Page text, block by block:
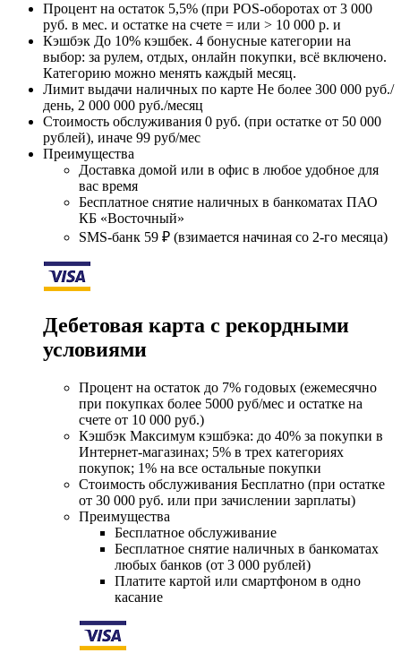
Процент на остаток 5,5% (при POS-оборотах от 3 000
руб. в мес. и остатке на счете = или > 10 000 р. и
Кэшбэк До 10% кэшбек. 4 бонусные категории на
выбор: за рулем, отдых, онлайн покупки, всё включено.
Категорию можно менять каждый месяц.
Лимит выдачи наличных по карте Не более 300 000 руб./
день, 2 000 000 руб./месяц
Стоимость обслуживания 0 руб. (при остатке от 50 000
рублей), иначе 99 руб/мес
Преимущества
Доставка домой или в офис в любое удобное для
вас время
Бесплатное снятие наличных в банкоматах ПАО
КБ «Восточный»
SMS-банк 59 ₽ (взимается начиная со 2-го месяца)
Дебетовая карта с рекордными
условиями
Процент на остаток до 7% годовых (ежемесячно
при покупках более 5000 руб/мес и остатке на
счете от 10 000 руб.)
Кэшбэк Максимум кэшбэка: до 40% за покупки в
Интернет-магазинах; 5% в трех категориях
покупок; 1% на все остальные покупки
Стоимость обслуживания Бесплатно (при остатке
от 30 000 руб. или при зачислении зарплаты)
Преимущества
Бесплатное обслуживание
Бесплатное снятие наличных в банкоматах
любых банков (от 3 000 рублей)
Платите картой или смартфоном в одно
касание